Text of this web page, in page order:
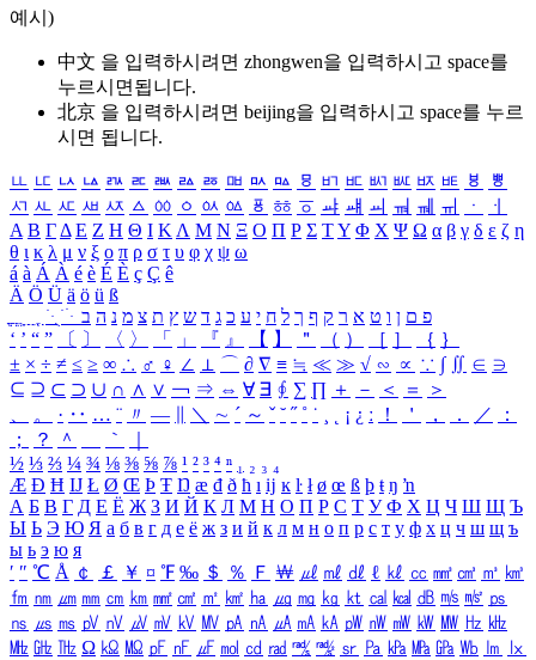
예시)
中文 을 입력하시려면 zhongwen을 입력하시고 space를
누르시면됩니다.
北京 을 입력하시려면 beijing을 입력하시고 space를 누르
시면 됩니다.
ㅥ ㅦ ㅧ ㅨ ㅩ ㅪ ㅫ ㅬ ㅭ ㅮ ㅯ ㅰ ㅱ ㅲ ㅳ ㅴ ㅵ ㅶ ㅷ ㅸ
ㅹ
ㅺ ㅻ ㅼ ㅽ ㅾ ㅿ ㆀ ㆁ ㆂ ㆃ ㆄ ㆅ ㆆ ㆇ ㆈ ㆉ ㆊ ㆋ ㆌ ㆍ
ㆎ
Α Β ΓΔ Ε Ζ Η Θ Ι ΚΛ Μ Ν Ξ Ο Π Ρ Σ ΤΥ Φ Χ Ψ Ω α β γ δ ε ζ η
θ ι κ λ μ ν ξ ο π ρ σ τ υ φ χ ψ ω
á à Á À é è É È ç Ç ê
Ä Ö Ü ä ö ü ß
ִֶֹ ֻּ ׁׂ פ ם ן ו ט א ר ק ף ך ל ח י ע כ ג ד ש ץ ת צ מ נ ה ב
‘ ’ “ ” 〔 〕 〈 〉 「 」 『 』 【 】 ＂ （ ） ［ ］ ｛ ｝
± × ÷ ≠ ≤ ≥ ∞ ∴ ♂ ♀ ∠ ⊥ ⌒ ∂ ∇ ≡ ≒ ≪ ≫ √ ∽ ∝ ∵ ∫ ∬ ∈ ∋
⊆ ⊇ ⊂ ⊃ ∪ ∩ ∧ ∨ ￢ ⇒ ⇔ ∀ ∃ ∮ ∑ ∏ ＋ － ＜ ＝
＞
、
。 · ‥ … ¨ 〃 ― ＼ ∼ ´ ～ ˇ ˘ ˝ ˚ ˙ ¸ ¡ ¿ ː ！ ＇ ， ． ／
：
；
？ ＾ ｀
½ ⅓ ⅔ ¼ ¾ ⅛ ⅜ ⅝ ⅞ ¹ ² ³ ⁴ ⁿ ₁ ₂ ₃ ₄
Æ Ð Ħ Ĳ Ł Ø Œ Þ Ŧ Ŋ æ đ ð ħ ı ĳ ĸ ŀ ł ø œ ß þ ŧ ŋ ŉ
А Б В Г Д Е Ё Ж З И Й К Л М Н О П Р С Т У Ф Х Ц Ч Ш Щ Ъ
Ы Ь Э Ю Я а б в г д е ё ж з и й к л м н о п р с т у ф х ц ч ш щ ъ
ы ь э ю я
′ ″ ℃ Å ￠ ￡ ￥ ¤ ℉ ‰ ＄ ％ Ｆ ￦ ㎕ ㎖ ㎗ ℓ ㎘ ㏄ ㎣ ㎤ ㎥ ㎦
㎙ ㎚ ㎛ ㎜ ㎝ ㎞ ㎟ ㎠ ㎡ ㎢ ㏊ ㎍ ㎎ ㎏ ㏏ ㎈ ㎉ ㏈ ㎧ ㎨ ㎰
㎱ ㎲ ㎳ ㎴ ㎵ ㎶ ㎷ ㎸ ㎹ ㎀ ㎁ ㎂ ㎃ ㎄ ㎺ ㎻ ㎽ ㎾ ㎿ ㎐ ㎑
㎒ ㎓ ㎔ Ω ㏀ ㏁ ㎊ ㎋ ㎌ ㏖ ㏅ ㎭ ㎮ ㎯ ㏛ ㎩ ㎪ ㎫ ㎬ ㏝ ㏐
㏓